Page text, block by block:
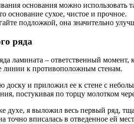
основания можно использовать
основание сухое, чистое и прочное.
подложкой, она значительно
ряда
ламината – ответственный
линии к противоположным стенам.
доску и приложил ее к стене с
постукивая по торцу молотком
духе, я выложил весь первый ряд,
точно вписалась в отведенное ей